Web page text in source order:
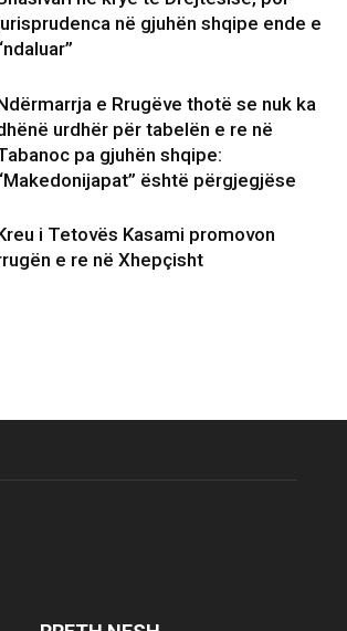
në gjuhën shqipe ende e
e Rrugëve thotë se nuk ka
urdhër për tabelën e re në
pa gjuhën shqipe:
është përgjegjëse
i Tetovës Kasami promovon
e re në Xhepçisht